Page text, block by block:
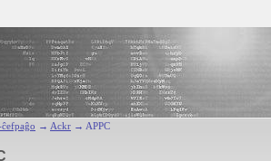
→ Ackr → APPC